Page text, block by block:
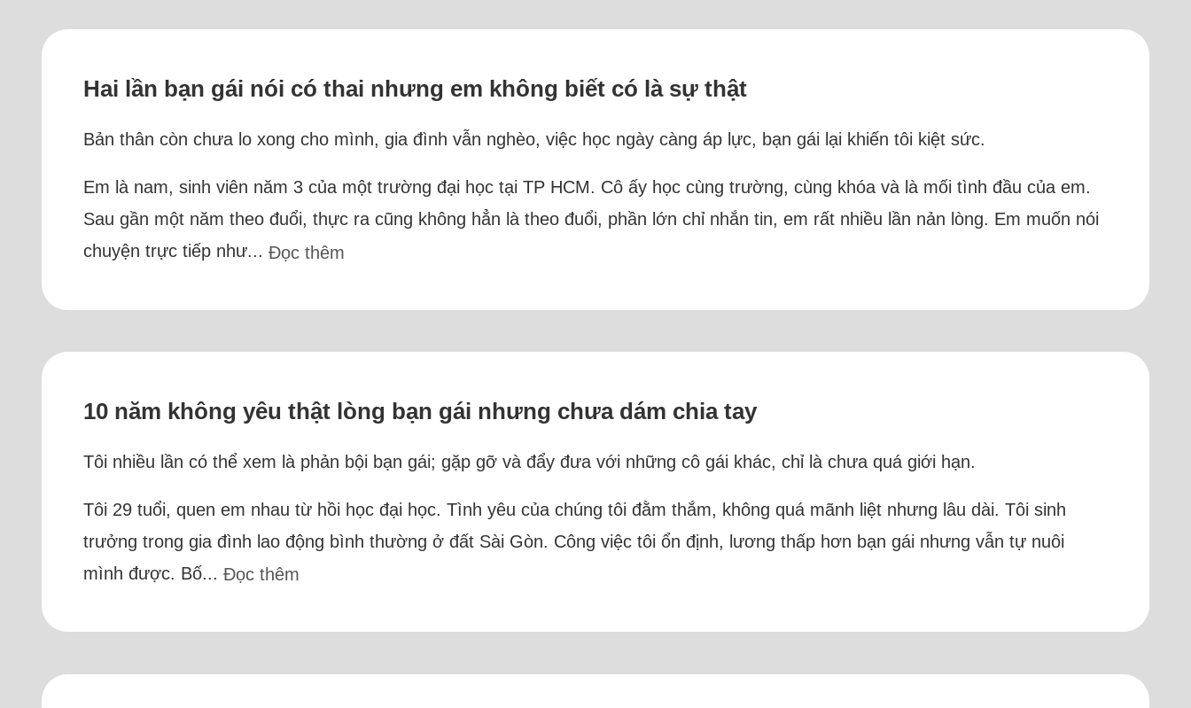
Hai lần bạn gái nói có thai nhưng em không biết có là sự thật
Bản thân còn chưa lo xong cho mình, gia đình vẫn nghèo, việc học ngày càng áp lực, bạn gái lại khiến tôi kiệt sức.
Em là nam, sinh viên năm 3 của một trường đại học tại TP HCM. Cô ấy học cùng trường, cùng khóa và là mối tình đầu của em.
Sau gần một năm theo đuổi, thực ra cũng không hẳn là theo đuổi, phần lớn chỉ nhắn tin, em rất nhiều lần nản lòng. Em muốn nói
chuyện trực tiếp như...Đọc thêm
10 năm không yêu thật lòng bạn gái nhưng chưa dám chia tay
Tôi nhiều lần có thể xem là phản bội bạn gái; gặp gỡ và đẩy đưa với những cô gái khác, chỉ là chưa quá giới hạn.
Tôi 29 tuổi, quen em nhau từ hồi học đại học. Tình yêu của chúng tôi đằm thắm, không quá mãnh liệt nhưng lâu dài. Tôi sinh
trưởng trong gia đình lao động bình thường ở đất Sài Gòn. Công việc tôi ổn định, lương thấp hơn bạn gái nhưng vẫn tự nuôi
mình được. Bố...Đọc thêm